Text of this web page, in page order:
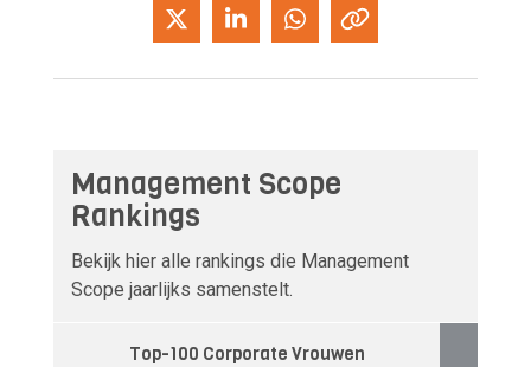
Management Scope
Rankings
Bekijk hier alle rankings die Management
Scope jaarlijks samenstelt.
Top-100 Corporate Vrouwen